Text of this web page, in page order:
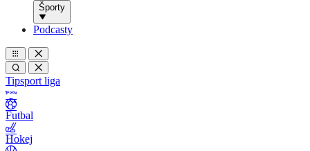
Športy
Podcasty
Tipsport liga
Futbal
Hokej